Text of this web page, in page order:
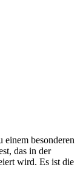
besonderen
das in der
wird. Es ist die